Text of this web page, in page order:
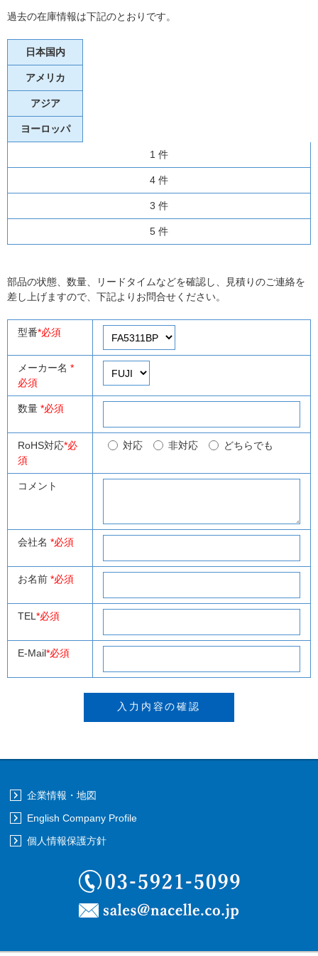
過去の在庫情報は下記のとおりです。
日本国内
アメリカ
アジア
ヨーロッパ
1 件
4 件
3 件
5 件
部品の状態、数量、リードタイムなどを確認し、見積りのご連絡を
差し上げますので、下記よりお問合せください。
型番*必須
メーカー名 *
必須
数量 *必須
RoHS対応*必
須
対応 非対応 どちらでも
コメント
会社名 *必須
お名前 *必須
TEL *必須
E-Mail*必須
企業情報・地図
English Company Profile
個人情報保護方針